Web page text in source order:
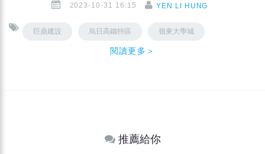
2023-10-31 16:15 YEN LI HUNG
巨鼎建設 烏日高鐵特區 嶺東大學城
閱讀更多＞
推薦給你